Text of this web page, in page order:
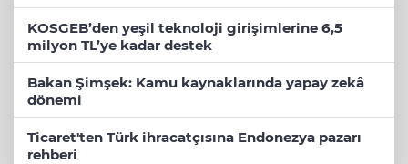
KOSGEB’den yeşil teknoloji girişimlerine 6,5
milyon TL’ye kadar destek
Bakan Şimşek: Kamu kaynaklarında yapay zekâ
dönemi
Ticaret'ten Türk ihracatçısına Endonezya pazarı
rehberi